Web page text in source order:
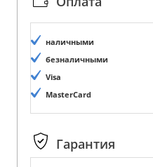
наличными
безналичными
Visa
MasterCard
Гарантия